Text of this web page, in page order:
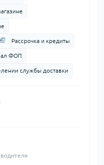
Рассрочка и кредиты
ФОП
службы доставки